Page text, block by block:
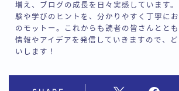
増え、ブログの成長を日々実感しています
験や学びのヒントを、分かりやすく丁寧に
のモットー。これからも読者の皆さんとと
情報やアイデアを発信していきますので、
いします！